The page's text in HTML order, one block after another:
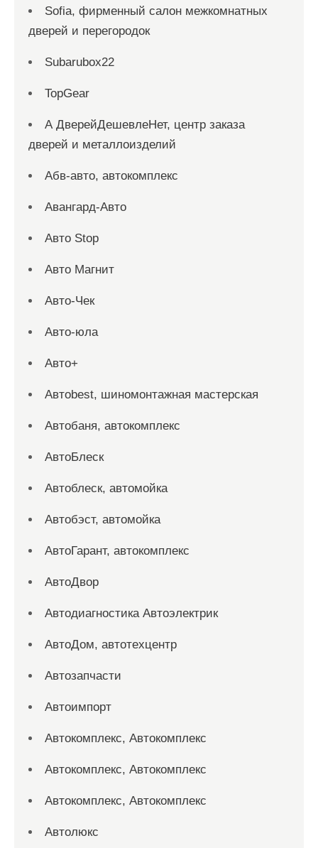
Sofia, фирменный салон межкомнатных
дверей и перегородок
Subarubox22
TopGear
А ДверейДешевлеНет, центр заказа
дверей и металлоизделий
Абв-авто, автокомплекс
Авангард-Авто
Авто Stop
Авто Магнит
Авто-Чек
Авто-юла
Авто+
Автоbest, шиномонтажная мастерская
Автобаня, автокомплекс
АвтоБлеск
Автоблеск, автомойка
Автобэст, автомойка
АвтоГарант, автокомплекс
АвтоДвор
Автодиагностика Автоэлектрик
АвтоДом, автотехцентр
Автозапчасти
Автоимпорт
Автокомплекс, Автокомплекс
Автокомплекс, Автокомплекс
Автокомплекс, Автокомплекс
Автолюкс